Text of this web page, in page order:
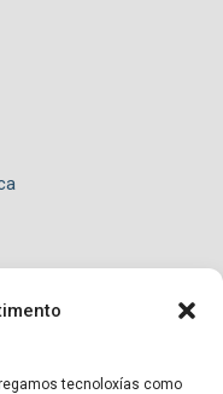
tecnoloxías como